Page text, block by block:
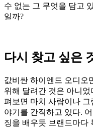
수 없는 그 무엇을 담고
일까?
다시 찾고 싶은
값비싼 하이엔드 오디오
위해 달려간 것은 아니
펴보면 마치 사람이나 그
야기를 간직하고 있다.
징을 배우듯 브랜드마다